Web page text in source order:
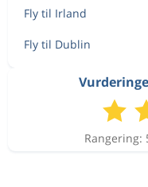
Fly til Irland
Fly til Dublin
Rangering: